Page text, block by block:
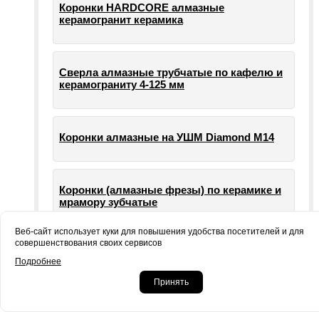
Коронки HARDCORE алмазные
керамогранит керамика
Сверла алмазные трубчатые по кафелю и
керамограниту 4-125 мм
Коронки алмазные на УШМ Diamond М14
Коронки (алмазные фрезы) по керамике и
мрамору зубчатые
машин УШМ болгарки
Веб-сайт использует куки для повышения удобства посетителей и для
совершенствования своих сервисов
Подробнее
Принять